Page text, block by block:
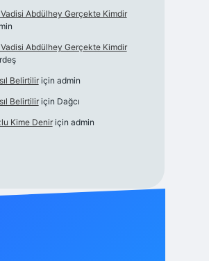
Abdülhey Gerçekte Kimdir
Abdülhey Gerçekte Kimdir
Belirtiliriçin admin
Belirtiliriçin Dağcı
Kime Deniriçin admin